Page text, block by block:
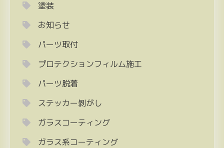
塗装
お知らせ
パーツ取付
プロテクションフィルム施工
パーツ脱着
ステッカー剝がし
ガラスコーティング
ガラス系コーティング